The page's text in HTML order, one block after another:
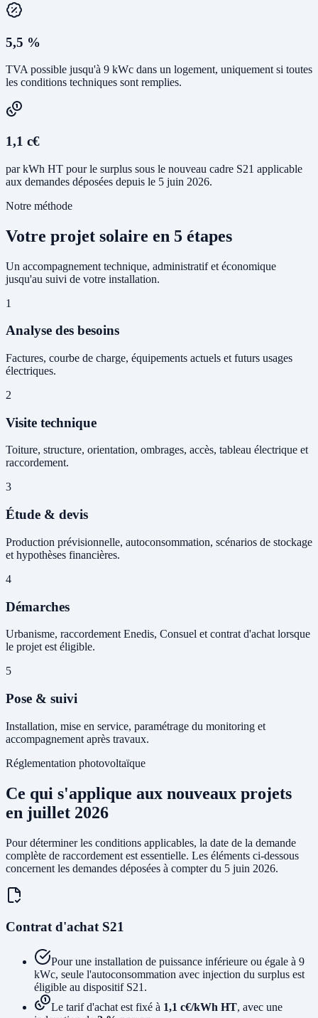
5,5 %
TVA possible jusqu'à 9 kWc dans un logement, uniquement si toutes
les conditions techniques sont remplies.
1,1 c€
par kWh HT pour le surplus sous le nouveau cadre S21 applicable
aux demandes déposées depuis le 5 juin 2026.
Notre méthode
Votre projet solaire en 5 étapes
Un accompagnement technique, administratif et économique
jusqu'au suivi de votre installation.
1
Analyse des besoins
Factures, courbe de charge, équipements actuels et futurs usages
électriques.
2
Visite technique
Toiture, structure, orientation, ombrages, accès, tableau électrique et
raccordement.
3
Étude & devis
Production prévisionnelle, autoconsommation, scénarios de stockage
et hypothèses financières.
4
Démarches
Urbanisme, raccordement Enedis, Consuel et contrat d'achat lorsque
le projet est éligible.
5
Pose & suivi
Installation, mise en service, paramétrage du monitoring et
accompagnement après travaux.
Réglementation photovoltaïque
Ce qui s'applique aux nouveaux projets
en juillet 2026
Pour déterminer les conditions applicables, la date de la demande
complète de raccordement est essentielle. Les éléments ci-dessous
concernent les demandes déposées à compter du 5 juin 2026.
Contrat d'achat S21
Pour une installation de puissance inférieure ou égale à 9
kWc, seule l'autoconsommation avec injection du surplus est
éligible au dispositif S21.
Le tarif d'achat est fixé à 1,1 c€/kWh HT, avec une